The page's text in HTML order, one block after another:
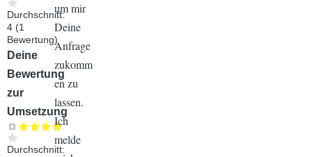
Durchschnitt:
4 (1
Bewertung)
Audiodatei
Deine
Bewertung
zur
Umsetzung
Durchschnitt:
um mir
Deine
Anfrage
zukomm
en zu
lassen.
Ich
melde